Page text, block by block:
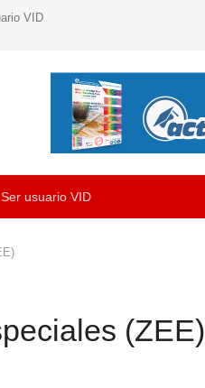
VID
Ser usuario VID
(ZEE)